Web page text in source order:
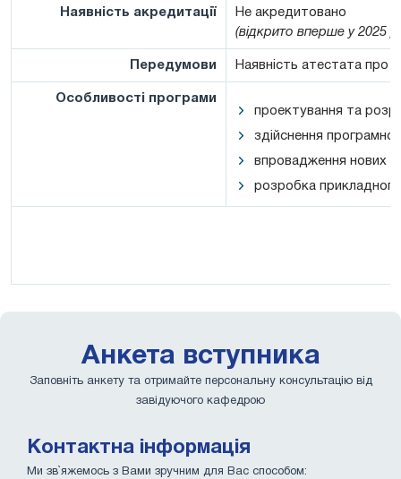
Наявність акредитації
Не акредитовано
(відкрито вперше у 2025
Передумови Наявність атестата про
Особливості програми
проектування та
здійснення
впровадження нових
розробка
Анкета вступника
Заповніть анкету та отримайте персональну консультацію від
завідуючого кафедрою
Контактна інформація
Ми зв`яжемось з Вами зручним для Вас способом: